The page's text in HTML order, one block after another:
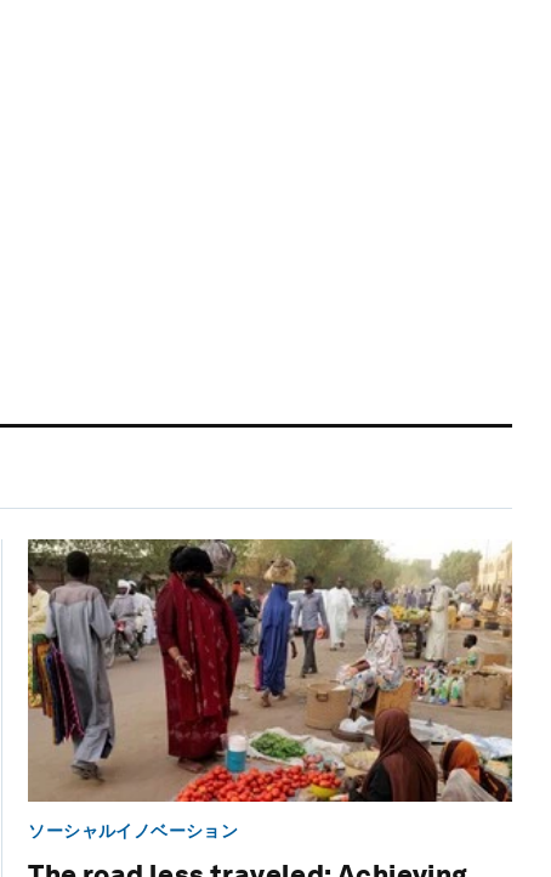
ソーシャルイノベーション